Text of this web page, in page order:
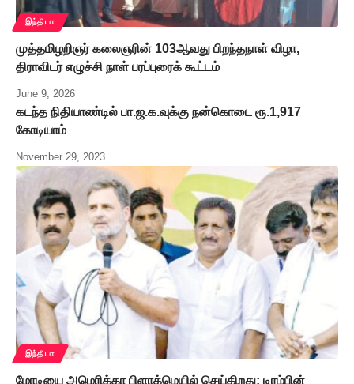
இந்தியா
முத்தமிழறிஞர் கலைஞரின் 103ஆவது பிறந்தநாள் விழா,
திராவிடர் எழுச்சி நாள் பரப்புரைக் கூட்டம்
June 9, 2026
கடந்த நிதியாண்டில் பா.ஜ.க.வுக்கு நன்கொடை ரூ.1,917
கோடியாம்
November 29, 2023
இந்தியா
மோடியை அமெரிக்கா பிளாக்மெயில் செய்கிறது; டிரம்பின்